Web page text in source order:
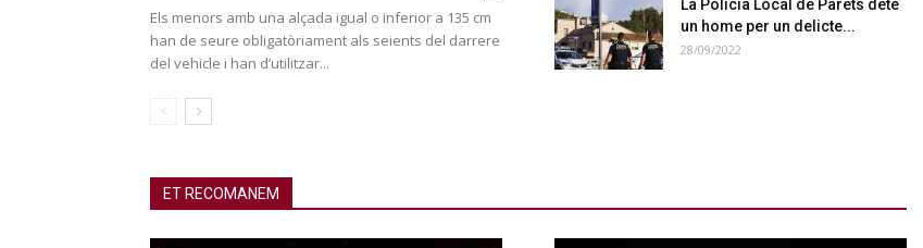
Els menors amb una alçada igual o inferior a 135 cm
han de seure obligatòriament als seients del darrere
del vehicle i han d’utilitzar...
La Policia Local de Parets deté
un home per un delicte...
28/09/2022
ET RECOMANEM